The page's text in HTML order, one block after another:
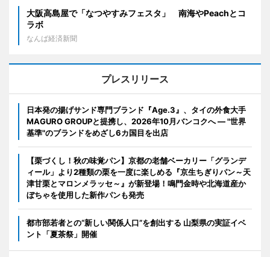
大阪高島屋で「なつやすみフェスタ」 南海やPeachとコ
ラボ
なんば経済新聞
プレスリリース
日本発の揚げサンド専門ブランド『Age.3』、タイの外食大手
MAGURO GROUPと提携し、2026年10月バンコクへ ― "世界
基準"のブランドをめざし6カ国目を出店
【栗づくし！秋の味覚パン】京都の老舗ベーカリー「グランデ
ィール」より2種類の栗を一度に楽しめる『京生ちぎりパン～天
津甘栗とマロンメラッセ～』が新登場！鳴門金時や北海道産か
ぼちゃを使用した新作パンも発売
都市部若者との“新しい関係人口”を創出する 山梨県の実証イベ
ント「夏茶祭」開催